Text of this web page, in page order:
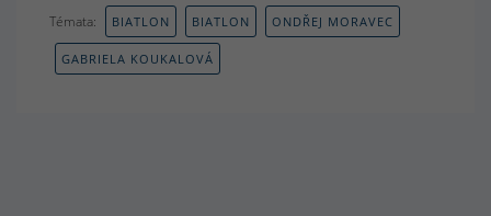
Témata: BIATLON BIATLON ONDŘEJ MORAVEC
GABRIELA KOUKALOVÁ